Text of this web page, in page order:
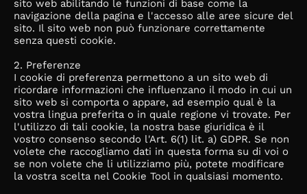
sito web abilitando le funzioni di base come la
navigazione della pagina e l'accesso alle aree sicure del
sito. Il sito web non può funzionare correttamente
senza questi cookie.
2. Preferenze
I cookie di preferenza permettono a un sito web di
ricordare informazioni che influenzano il modo in cui un
sito web si comporta o appare, ad esempio qual è la
vostra lingua preferita o in quale regione vi trovate. Per
l'utilizzo di tali cookie, la nostra base giuridica è il
vostro consenso secondo l'Art. 6(1) lit. a) GDPR. Se non
volete che raccogliamo dati in questa forma su di voi o
se non volete che li utilizziamo più, potete modificare
la vostra scelta nel Cookie Tool in qualsiasi momento.